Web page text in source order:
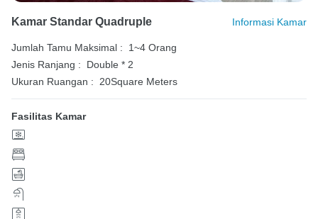
Kamar Standar Quadruple Informasi Kamar
Jumlah Tamu Maksimal :
1~4 Orang
Jenis Ranjang :
Double * 2
Ukuran Ruangan : 20Square Meters
Fasilitas Kamar